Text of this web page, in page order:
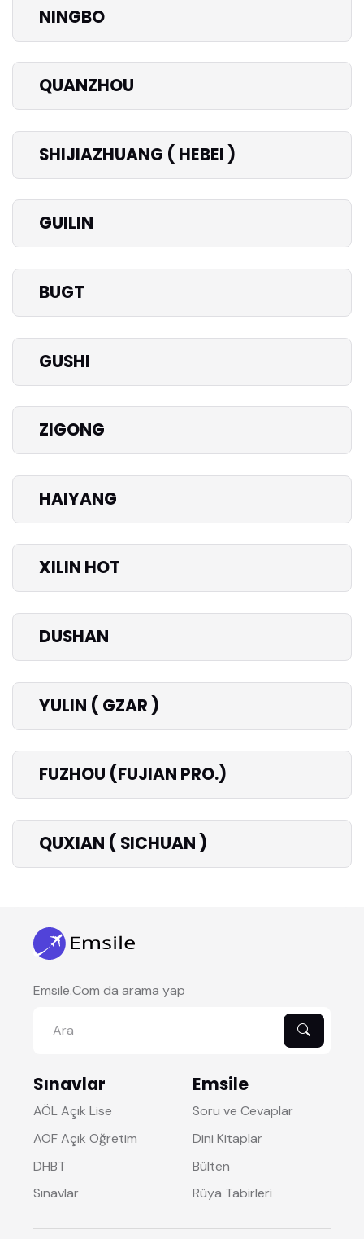
NINGBO
QUANZHOU
SHIJIAZHUANG ( HEBEI )
GUILIN
BUGT
GUSHI
ZIGONG
HAIYANG
XILIN HOT
DUSHAN
YULIN ( GZAR )
FUZHOU (FUJIAN PRO.)
QUXIAN ( SICHUAN )
Emsile.Com da arama yap
Sınavlar
AÖL Açık Lise
AÖF Açık Öğretim
DHBT
Sınavlar
Emsile
Soru ve Cevaplar
Dini Kitaplar
Bülten
Rüya Tabirleri